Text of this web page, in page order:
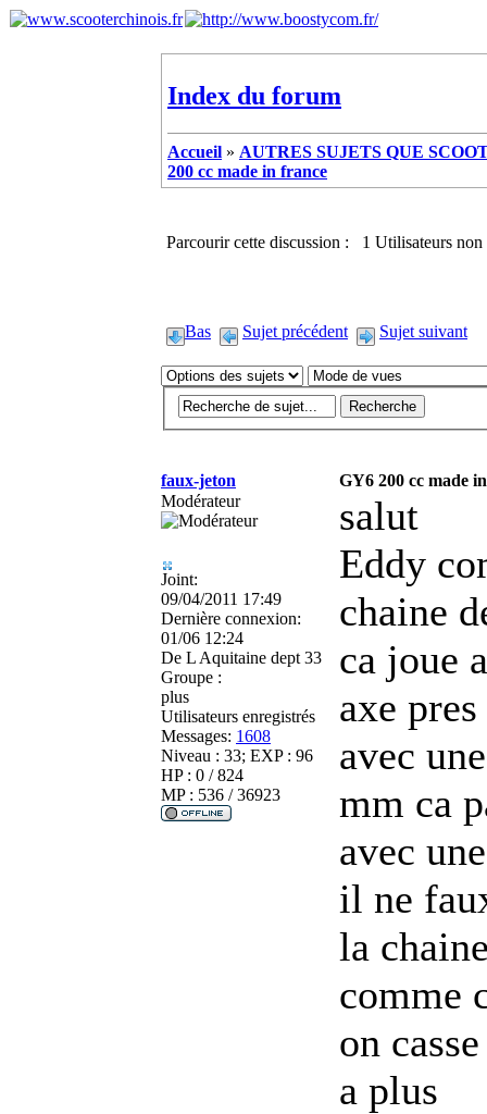
Index du forum
Accueil » AUTRES SUJETS QUE
200 cc made in france
Parcourir cette discussion : 1 Utilisateurs non
Bas Sujet précédent Sujet suivant
faux-jeton
GY6 200 cc made
Modérateur
Joint:
09/04/2011 17:49
Dernière connexion:
01/06 12:24
De L Aquitaine dept 33
Groupe :
plus
Utilisateurs enregistrés
Messages: 1608
Niveau : 33; EXP : 96
HP : 0 / 824
MP : 536 / 36923
salut
Eddy
chaine
ca joue
axe pres
avec
mm ca
avec
il ne
la
comme
on
a plus